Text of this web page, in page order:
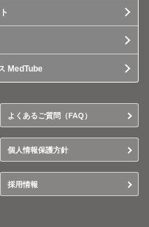
MedTube
よくあるご質問（FAQ）
個人情報保護方針
採用情報